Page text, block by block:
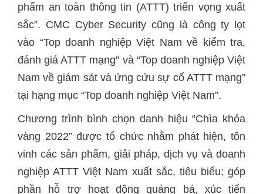
phẩm an toàn thông tin (ATTT) triển vọng xuất
sắc”. CMC Cyber Security cũng là công ty lọt
vào “Top doanh nghiệp Việt Nam về kiểm tra,
đánh giá ATTT mạng” và “Top doanh nghiệp Việt
Nam về giám sát và ứng cứu sự cố ATTT mạng”
tại hạng mục “Top doanh nghiệp Việt Nam”.
Chương trình bình chọn danh hiệu “Chìa khóa
vàng 2022” được tổ chức nhằm phát hiện, tôn
vinh các sản phẩm, giải pháp, dịch vụ và doanh
nghiệp ATTT Việt Nam xuất sắc, tiêu biểu; góp
phần hỗ trợ hoạt động quảng bá, xúc tiến